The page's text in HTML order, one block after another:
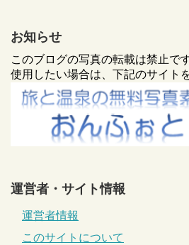
お知らせ
このブログの写真の転載は禁止で
使用したい場合は、下記のサイト
運営者・サイト情報
運営者情報
このサイトについて